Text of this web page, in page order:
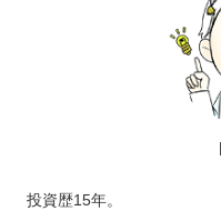
投資歴15年。